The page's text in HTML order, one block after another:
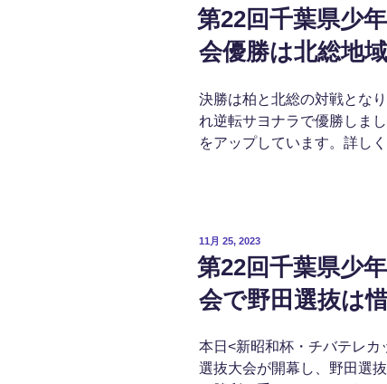
稿
日:
第22回千葉県少
会優勝は北総地域
決勝は柏と北総の対戦とな
れ逆転サヨナラで優勝しま
をアップしています。詳し
投
稿
日:
11月 25, 2023
第22回千葉県少
会で野田選抜は
本日<新昭和杯・チバテレ
選抜大会が開幕し、野田選